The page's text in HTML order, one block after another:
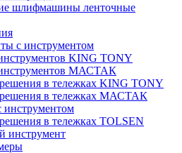
шлифмашины ленточные
с инструментом
KING TONY
МАСТАК
в тележках KING TONY
в тележках МАСТАК
инструментом
в тележках TOLSEN
инструмент